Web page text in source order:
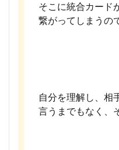
そこに統合カード
繋がってしまうの
自分を理解し、相
言うまでもなく、